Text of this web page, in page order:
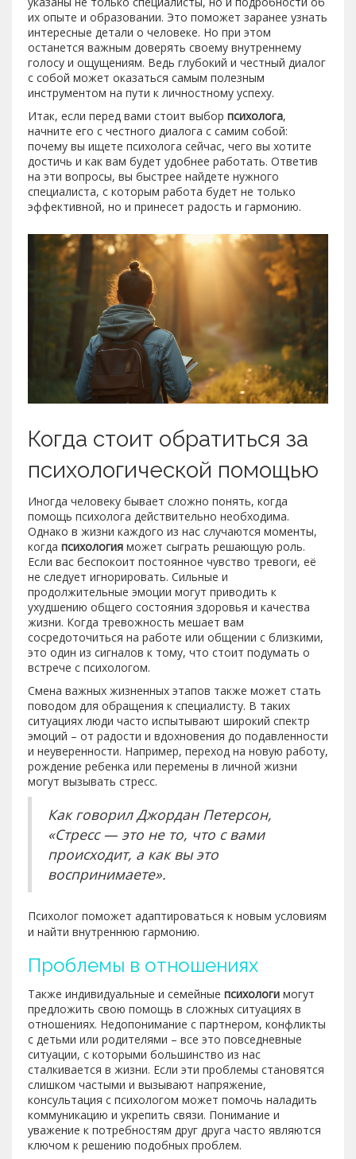
их опыте и образовании. Это поможет заранее узнать
интересные детали о человеке. Но при этом
останется важным доверять своему внутреннему
голосу и ощущениям. Ведь глубокий и честный диалог
с собой может оказаться самым полезным
инструментом на пути к личностному успеху.
Итак, если перед вами стоит выбор психолога,
начните его с честного диалога с самим собой:
почему вы ищете психолога сейчас, чего вы хотите
достичь и как вам будет удобнее работать. Ответив
на эти вопросы, вы быстрее найдете нужного
специалиста, с которым работа будет не только
эффективной, но и принесет радость и гармонию.
Когда стоит обратиться за
психологической помощью
Иногда человеку бывает сложно понять, когда
помощь психолога действительно необходима.
Однако в жизни каждого из нас случаются моменты,
когда психология может сыграть решающую роль.
Если вас беспокоит постоянное чувство тревоги, её
не следует игнорировать. Сильные и
продолжительные эмоции могут приводить к
ухудшению общего состояния здоровья и качества
жизни. Когда тревожность мешает вам
сосредоточиться на работе или общении с близкими,
это один из сигналов к тому, что стоит подумать о
встрече с психологом.
Смена важных жизненных этапов также может стать
поводом для обращения к специалисту. В таких
ситуациях люди часто испытывают широкий спектр
эмоций – от радости и вдохновения до подавленности
и неуверенности. Например, переход на новую работу,
рождение ребенка или перемены в личной жизни
могут вызывать стресс.
Как говорил Джордан Петерсон,
«Стресс — это не то, что с вами
происходит, а как вы это
воспринимаете».
Психолог поможет адаптироваться к новым условиям
и найти внутреннюю гармонию.
Проблемы в отношениях
Также индивидуальные и семейные психологи могут
предложить свою помощь в сложных ситуациях в
отношениях. Недопонимание с партнером, конфликты
с детьми или родителями – все это повседневные
ситуации, с которыми большинство из нас
сталкивается в жизни. Если эти проблемы становятся
слишком частыми и вызывают напряжение,
консультация с психологом может помочь наладить
коммуникацию и укрепить связи. Понимание и
уважение к потребностям друг друга часто являются
ключом к решению подобных проблем.